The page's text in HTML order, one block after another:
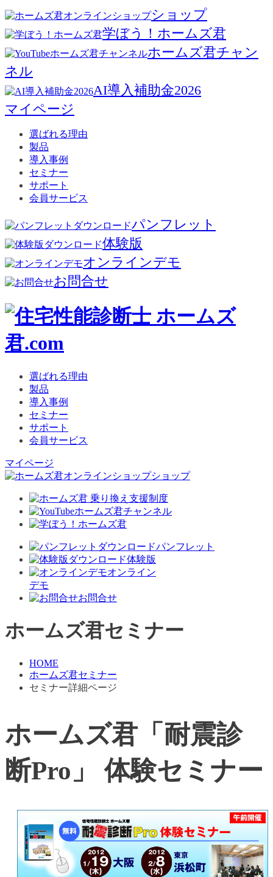
ショップ
学ぼう！ホームズ君
ホームズ君チャン
ネル
AI導入補助金2026
マイページ
選ばれる理由
製品
導入事例
セミナー
サポート
会員サービス
パンフレット
体験版
オンラインデモ
お問合せ
選ばれる理由
製品
導入事例
セミナー
サポート
会員サービス
マイページ
ショップ
パンフレット
体験版
オンライン
デモ
お問合せ
ホームズ君セミナー
HOME
ホームズ君セミナー
セミナー詳細ページ
ホームズ君「耐震診
断Pro」 体験セミナー